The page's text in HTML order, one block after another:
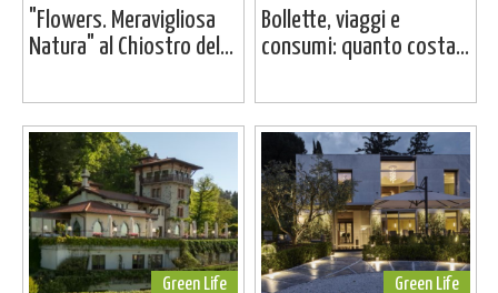
"Flowers. Meravigliosa
Natura" al Chiostro del...
Bollette, viaggi e
consumi: quanto costa...
Green Life Green Life